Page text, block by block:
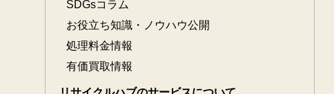
SDGsコラム
お役立ち知識・ノウハウ公開
処理料金情報
有価買取情報